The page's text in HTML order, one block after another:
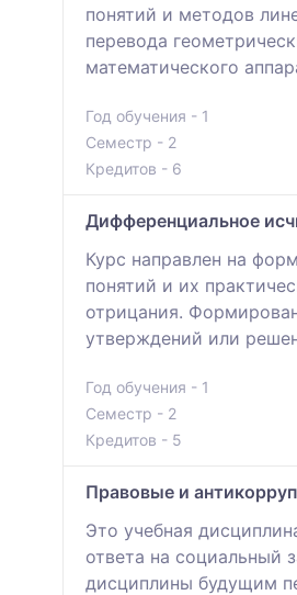
понятий и методов
перевода
математического
Год обучения - 1
Семестр - 2
Кредитов - 6
Дифференциальное
Курс направлен на
понятий и их
отрицания.
утверждений или
Год обучения - 1
Семестр - 2
Кредитов - 5
Правовые и
Это учебная
ответа на социальный
дисциплины будущим